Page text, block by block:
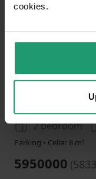
cookies.​
HOUSE FOR SALE
2 bedroom
Parking • Cellar 8 m²
5950000 (